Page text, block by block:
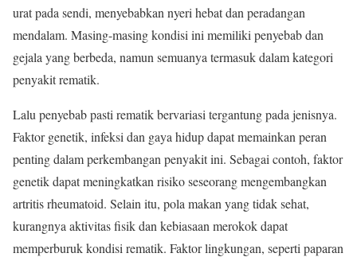
urat pada sendi, menyebabkan nyeri hebat dan peradangan
mendalam. Masing-masing kondisi ini memiliki penyebab dan
gejala yang berbeda, namun semuanya termasuk dalam kategori
penyakit rematik.
Lalu penyebab pasti rematik bervariasi tergantung pada jenisnya.
Faktor genetik, infeksi dan gaya hidup dapat memainkan peran
penting dalam perkembangan penyakit ini. Sebagai contoh, faktor
genetik dapat meningkatkan risiko seseorang mengembangkan
artritis rheumatoid. Selain itu, pola makan yang tidak sehat,
kurangnya aktivitas fisik dan kebiasaan merokok dapat
memperburuk kondisi rematik. Faktor lingkungan, seperti paparan